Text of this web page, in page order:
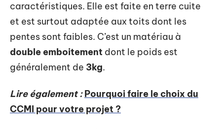
caractéristiques. Elle est faite en terre cuite
et est surtout adaptée aux toits dont les
pentes sont faibles. C’est un matériau à
double emboitement dont le poids est
généralement de 3kg.
Lire également : Pourquoi faire le choix du
CCMI pour votre projet ?